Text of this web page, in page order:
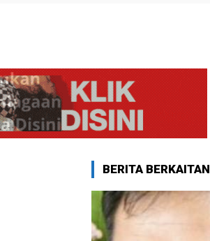
BERITA BERKAITAN